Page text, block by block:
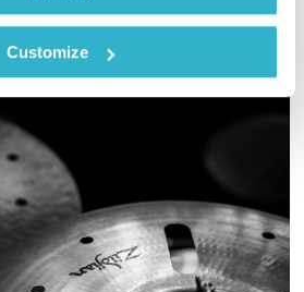
Customize